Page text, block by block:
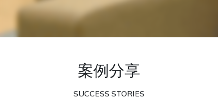
案例分享
SUCCESS STORIES